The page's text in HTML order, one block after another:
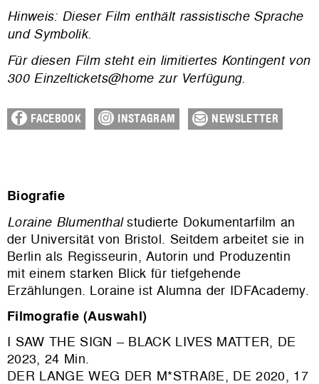
Hinweis: Dieser Film enthält rassistische Sprache
und Symbolik.
Für diesen Film steht ein limitiertes Kontingent von
300 Einzeltickets@home zur Verfügung.
FACEBOOK INSTAGRAM NEWSLETTER
Biografie
Loraine Blumenthalstudierte Dokumentarfilm an
der Universität von Bristol. Seitdem arbeitet sie in
Berlin als Regisseurin, Autorin und Produzentin
mit einem starken Blick für tiefgehende
Erzählungen. Loraine ist Alumna der IDFAcademy.
Filmografie (Auswahl)
I SAW THE SIGN – BLACK LIVES MATTER, DE
2023, 24 Min.
DER LANGE WEG DER M*STRAßE, DE 2020, 17